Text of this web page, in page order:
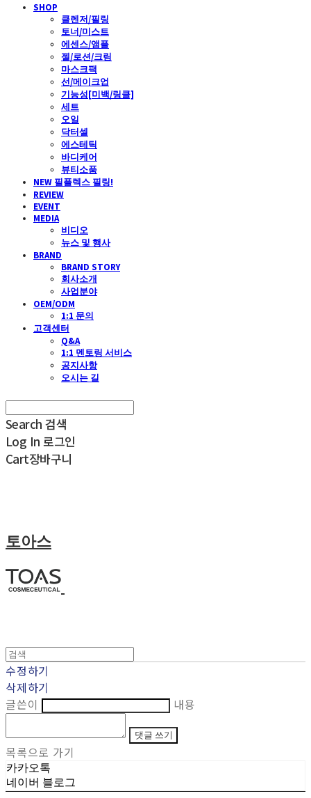
SHOP
클렌저/필링
토너/미스트
에센스/앰플
젤/로션/크림
마스크팩
선/메이크업
기능성[미백/링클]
세트
오일
닥터셀
에스테틱
바디케어
뷰티소품
NEW 필플렉스 필링!
REVIEW
EVENT
MEDIA
비디오
뉴스 및 행사
BRAND
BRAND STORY
회사소개
사업분야
OEM/ODM
1:1 문의
고객센터
Q&A
1:1 멘토링 서비스
공지사항
오시는 길
Search 검색
Log In 로그인
Cart장바구니
토아스
수정하기
삭제하기
글쓴이
내용
댓글 쓰기
목록으로 가기
카카오톡
네이버 블로그